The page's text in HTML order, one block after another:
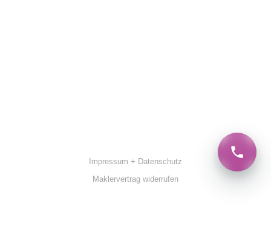
Impressum + Datenschutz
Maklervertrag widerrufen